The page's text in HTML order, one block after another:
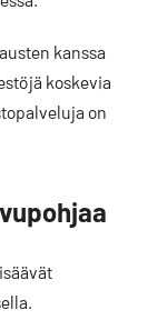
kanssa
koskevia
on